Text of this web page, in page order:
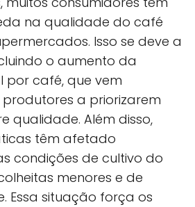
na qualidade do café
Isso se deve a
o aumento da
café, que vem
a priorizarem
qualidade. Além disso,
têm afetado
condições de cultivo do
menores e de
Essa situação força os